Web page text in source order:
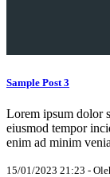
Sample Post 3
Lorem ipsum dolor
eiusmod tempor
enim ad minim
15/01/2023 21:23 -